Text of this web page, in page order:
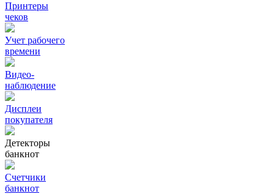
Принтеры
чеков
Учет рабочего
времени
Видео‑
наблюдение
Дисплеи
покупателя
Детекторы
банкнот
Счетчики
банкнот